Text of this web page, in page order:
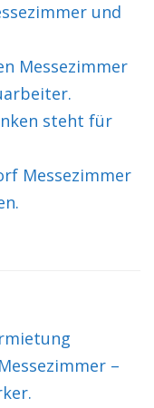
und
Messezimmer
steht für
Messezimmer
–